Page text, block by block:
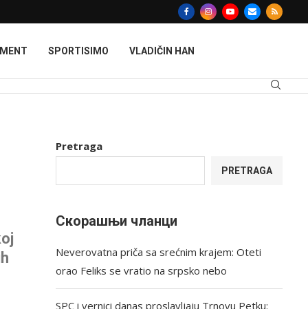
SPORTISIMO VLADIČIN HAN
Pretraga
PRETRAGA
Скорашњи чланци
Neverovatna priča sa srećnim krajem: Oteti
orao Feliks se vratio na srpsko nebo
SPC i vernici danas proslavljaju Trnovu Petku: